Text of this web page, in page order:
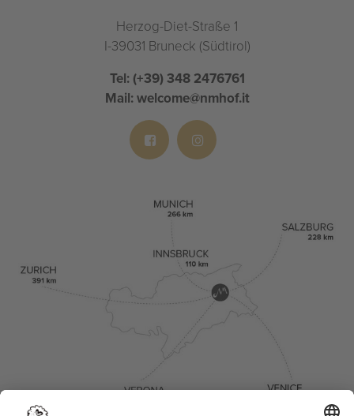
Herzog-Diet-Straße 1
I-39031 Bruneck (Südtirol)
Tel: (+39) 348 2476761
Mail:welcome@nmhof.it